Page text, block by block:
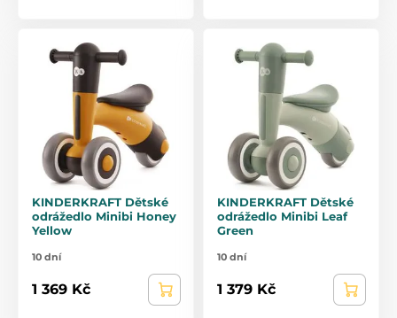
KINDERKRAFT Dětské
odrážedlo Minibi Honey
Yellow
10 dní
1 369 Kč
KINDERKRAFT Dětské
odrážedlo Minibi Leaf
Green
10 dní
1 379 Kč